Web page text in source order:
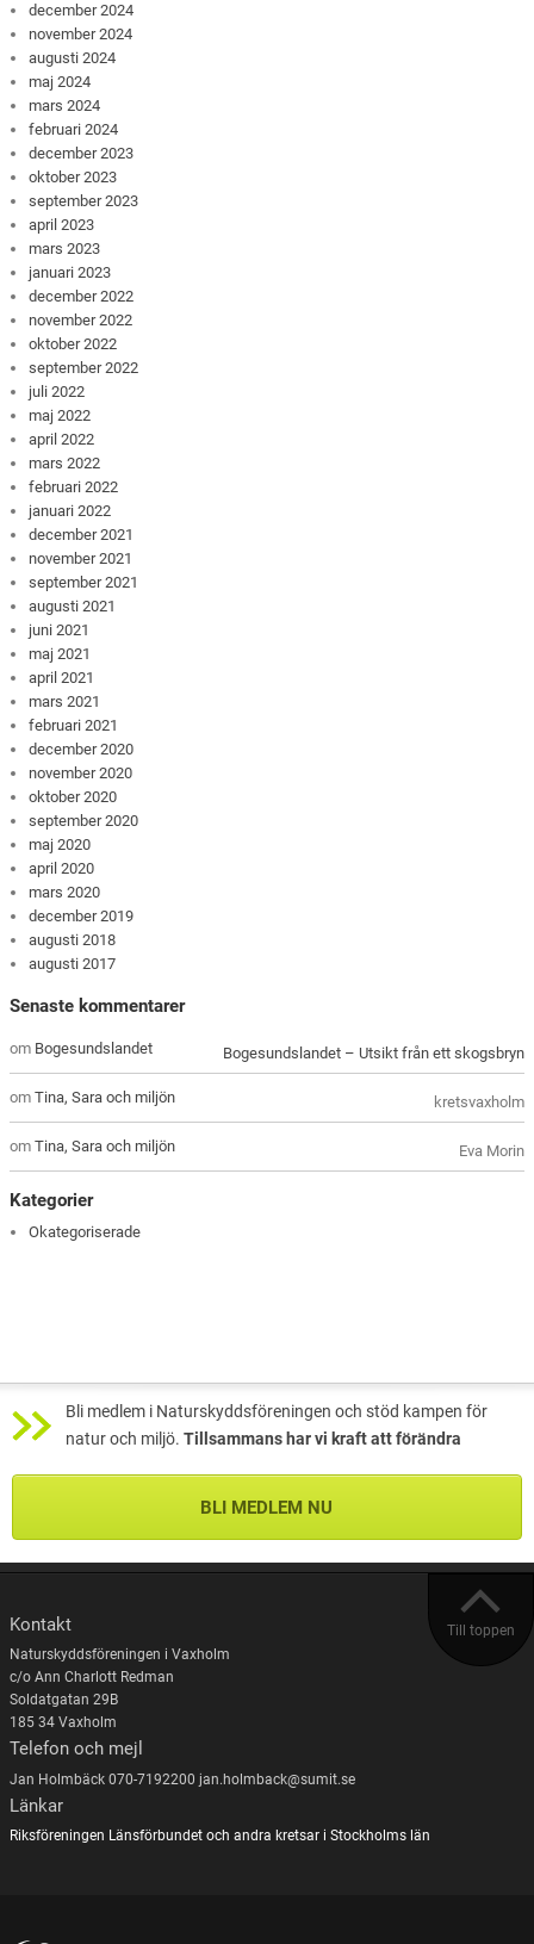
december 2024
november 2024
augusti 2024
maj 2024
mars 2024
februari 2024
december 2023
oktober 2023
september 2023
april 2023
mars 2023
januari 2023
december 2022
november 2022
oktober 2022
september 2022
juli 2022
maj 2022
april 2022
mars 2022
februari 2022
januari 2022
december 2021
november 2021
september 2021
augusti 2021
juni 2021
maj 2021
april 2021
mars 2021
februari 2021
december 2020
november 2020
oktober 2020
september 2020
maj 2020
april 2020
mars 2020
december 2019
augusti 2018
augusti 2017
Senaste kommentarer
Bogesundslandet – Utsikt från ett skogsbryn
om Bogesundslandet
kretsvaxholm
omTina, Sara och miljön
Eva Morin
omTina, Sara och miljön
Kategorier
Okategoriserade
Bli medlem i Naturskyddsföreningen och stöd kampen för
natur och miljö. Tillsammans har vi kraft att förändra
BLI MEDLEM NU
Till toppen
Kontakt
Naturskyddsföreningen i Vaxholm
c/o Ann Charlott Redman
Soldatgatan 29B
185 34 Vaxholm
Telefon och mejl
Jan Holmbäck 070-7192200 jan.holmback@sumit.se
Länkar
Riksföreningen Länsförbundet och andra kretsar i Stockholms län